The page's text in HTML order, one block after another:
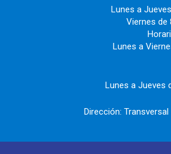
Lunes a
Viernes de
Lunes a
Lunes a Jueves
Dirección: